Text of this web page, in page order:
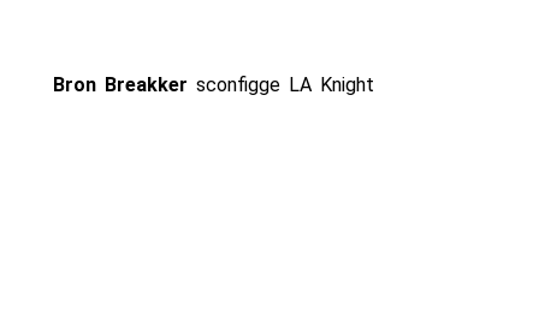
Bron Breakker sconfigge LA Knight